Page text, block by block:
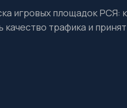
игровых площадок РСЯ:
трафика и